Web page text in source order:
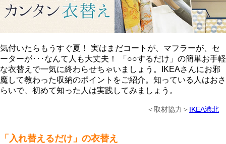
気付いたらもうすぐ夏！ 実はまだコートが、マフラーが、セ
ーターが･･･なんて人も大丈夫！ 「○○するだけ」の簡単お手軽
な衣替えで一気に終わらせちゃいましょう。IKEAさんにお邪
魔して教わった収納のポイントをご紹介。知っている人はおさ
らいで、初めて知った人は実践してみましょう。
＜取材協力＞ IKEA港北
「入れ替えるだけ」の衣替え